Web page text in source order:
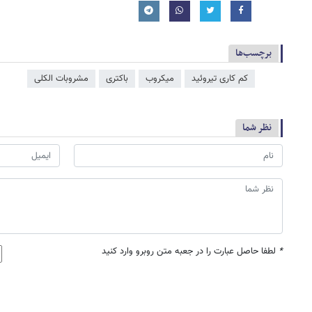
برچسب‌ها
کم کاری تیروئید میکروب باکتری مشروبات الکلی
نظر شما
* لطفا حاصل عبارت را در جعبه متن روبرو وارد کنید